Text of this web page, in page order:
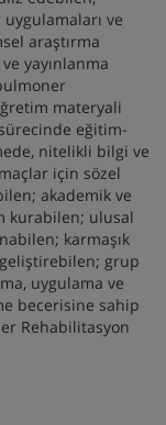
ve
araştırma
yayınlanma
materyali
eğitim-
nitelikli bilgi ve
için sözel
akademik ve
kurabilen; ulusal
karmaşık
grup
uygulama ve
becerisine sahip
Rehabilitasyon